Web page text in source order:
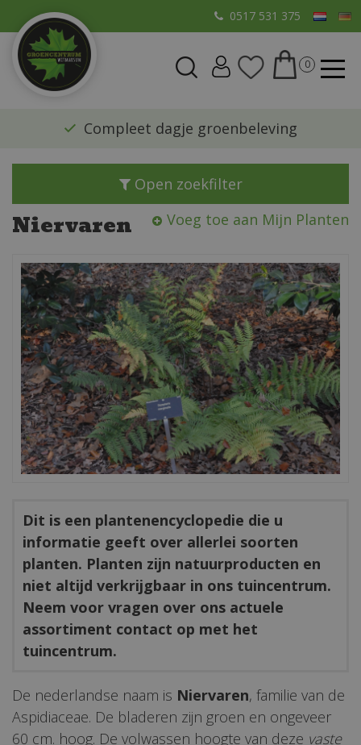
a
0517 531 375
​Compleet dagje groenbeleving
Open zoekfilter
Niervaren Voeg toe aan Mijn Planten
Dit is een plantenencyclopedie die u
informatie geeft over allerlei soorten
planten. Planten zijn natuurproducten en
niet altijd verkrijgbaar in ons tuincentrum.
Neem voor vragen over ons actuele
assortiment contact op met het
tuincentrum.
De nederlandse naam is Niervaren, familie van de
Aspidiaceae. De bladeren zijn groen en ongeveer
60 cm. hoog. De volwassen hoogte van deze vaste